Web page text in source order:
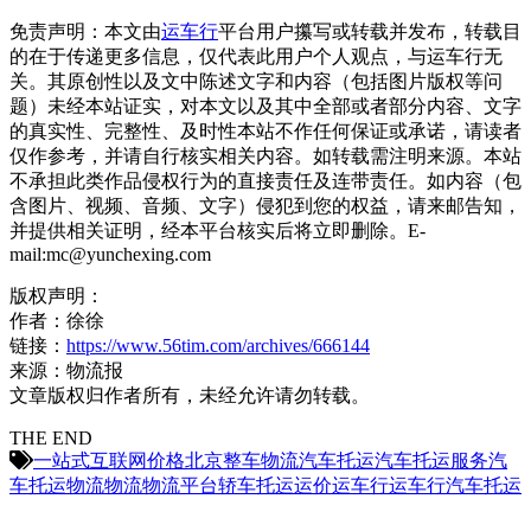
免责声明：本文由运车行平台用户攥写或转载并发布，转载目
的在于传递更多信息，仅代表此用户个人观点，与运车行无
关。其原创性以及文中陈述文字和内容（包括图片版权等问
题）未经本站证实，对本文以及其中全部或者部分内容、文字
的真实性、完整性、及时性本站不作任何保证或承诺，请读者
仅作参考，并请自行核实相关内容。如转载需注明来源。本站
不承担此类作品侵权行为的直接责任及连带责任。如内容（包
含图片、视频、音频、文字）侵犯到您的权益，请来邮告知，
并提供相关证明，经本平台核实后将立即删除。E-
mail:mc@yunchexing.com
版权声明：
作者：徐徐
链接： https://www.56tim.com/archives/666144
来源：物流报
文章版权归作者所有，未经允许请勿转载。
THE END
一站式互联网价格北京整车物流汽车托运汽车托运服务汽
车托运物流物流物流平台轿车托运运价运车行运车行汽车托运